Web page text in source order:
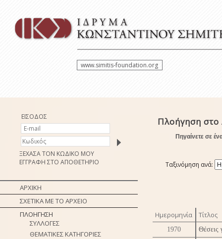
www.simitis-foundation.org
ΕΙΣΟΔΟΣ
ΞΕΧΑΣΑ ΤΟΝ ΚΩΔΙΚΟ ΜΟΥ
ΕΓΓΡΑΦΗ ΣΤΟ ΑΠΟΘΕΤΗΡΙΟ
ΑΡΧΙΚΗ
ΣΧΕΤΙΚΑ ΜΕ ΤΟ ΑΡΧΕΙΟ
ΠΛΟΗΓΗΣΗ
ΣΥΛΛΟΓΕΣ
ΘΕΜΑΤΙΚΕΣ ΚΑΤΗΓΟΡΙΕΣ
Πλοήγηση στο
Πηγαίνετε σε
Ταξινόμηση ανά:
Ημερομηνία Τίτλος
1970 Θέσεις